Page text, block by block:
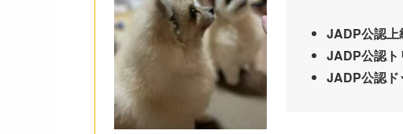
JADP公認上
JADP公認ト
JADP公認ド